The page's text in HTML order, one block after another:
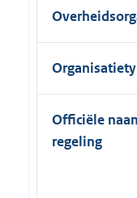
Officiële
regeling